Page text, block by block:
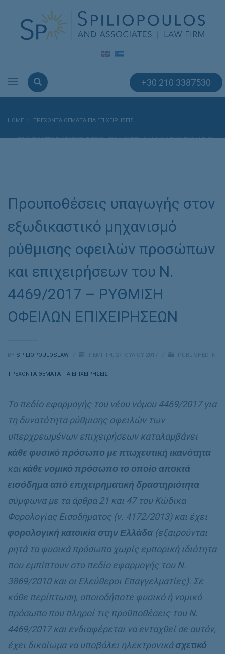
+30 210 3387530
HOME ΤΡΕΧΟΝΤΑ ΘΕΜΑΤΑ ΓΙΑ ΕΠΙΧΕΙΡΗΣΕΙΣ
ΠΡΟΥΠΟΘΈΣΕΙΣ ΥΠΑΓΩΓΉΣ ΣΤΟΝ ΕΞΩΔΙΚΑΣΤΙΚΌ ΜΗΧΑΝΙΣΜΌ ΡΎΘΜΙΣΗΣ
Προυποθέσεις υπαγωγής στον
εξωδικαστικό μηχανισμό
ρύθμισης οφειλών προσώπων
και επιχειρήσεων του Ν.
4469/2017 – ΡΥΘΜΙΣΗ
ΟΦΕΙΛΩΝ ΕΠΙΧΕΙΡΗΣΕΩΝ
BY SPILIOPOULOSLAW ΠΈΜΠΤΗ, 27 ΙΟΥΛΊΟΥ 2017 PUBLISHED IN
ΤΡΕΧΟΝΤΑ ΘΕΜΑΤΑ ΓΙΑ ΕΠΙΧΕΙΡΗΣΕΙΣ
Το πεδίο εφαρμογής του νέου νόμου 4469/2017 για
τη δυνατότητα ρύθμισης οφειλών των
υπερχρεωμένων επιχειρήσεων καταλαμβάνει
κάθε φυσικό πρόσωπο με πτωχευτική ικανότητα
και κάθε νομικό πρόσωπο το οποίο αποκτά
εισόδημα από επιχειρηματική δραστηριότητα
σύμφωνα με τα άρθρα 21 και 47 του Κώδικα
Φορολογίας Εισοδήματος (ν. 4172/2013) και έχει
φορολογική κατοικία στην Ελλάδα (εξαιρούνται
ρητά τα φυσικά πρόσωπα χωρίς εμπορική ιδιότητα
που εμπίπτουν στο πεδίο εφαρμογής του Ν.
3869/2010 και οι Ελεύθεροι Επαγγελματίες). Σε
κάθε περίπτωση, οποιοδήποτε φυσικό ή νομικό
πρόσωπο που πληροί τις προϋποθέσεις του Ν.
4469/2017 και ενδιαφέρεται να ενταχθεί σε αυτόν,
έχει δικαίωμα να υποβάλει ηλεκτρονικάσχετικό